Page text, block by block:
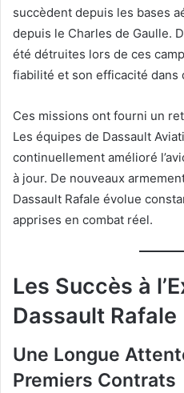
succèdent depuis les bases
depuis le Charles de Gaulle.
été détruites lors de ces
fiabilité et son efficacité dans
Ces missions ont fourni un
Les équipes de Dassault
continuellement amélioré
à jour. De nouveaux
Dassault Rafale évolue
apprises en combat réel.
Les Succès à
Dassault Rafale
Une Longue
Premiers Contrats